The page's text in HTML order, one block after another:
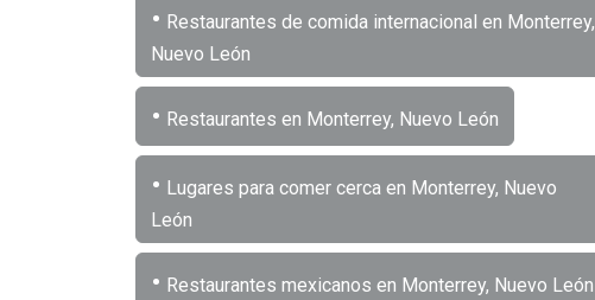
• Restaurantes de comida internacional en Monterrey,
Nuevo León
• Restaurantes en Monterrey, Nuevo León
• Lugares para comer cerca en Monterrey, Nuevo
León
• Restaurantes mexicanos en Monterrey, Nuevo León